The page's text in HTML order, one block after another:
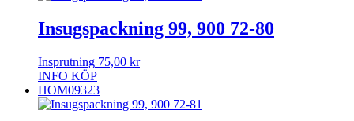
Insugspackning 99, 900 72-80
Insprutning 75,00 kr
INFO KÖP
HOM09323